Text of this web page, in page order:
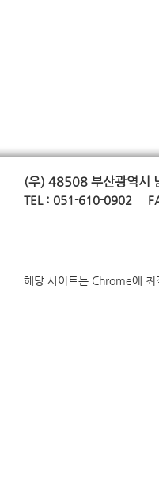
(우) 48508 부산광역시
TEL : 051-610-0902
해당 사이트는 Chrome에 최